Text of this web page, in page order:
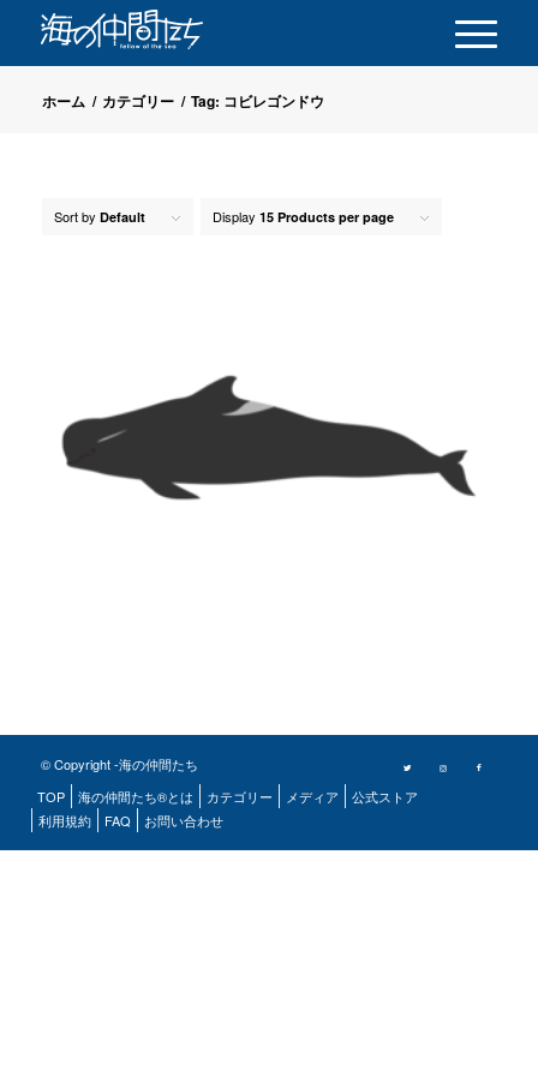
ホーム / カテゴリー / Tag: コビレゴンドウ
Sort by Default Display 15 Products per page
© Copyright -海の仲間たち
TOP
海の仲間たち®とは カテゴリー メディア
公式ストア
利用規約
FAQ お問い合わせ